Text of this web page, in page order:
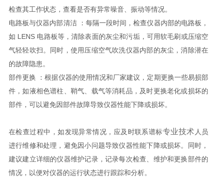
检查其工作状态，查看是否有异常噪音、振动等情况。
电路板与仪器内部清洁 ：每隔一段时间，检查仪器内部的电路板，
如 LENS 电路板等，清除表面的灰尘和污垢，可用软毛刷或压缩空
气轻轻吹扫。同时，使用压缩空气吹洗仪器内部的灰尘，消除潜在
的故障隐患。
部件更换 ：根据仪器的使用情况和厂家建议，定期更换一些易损部
件，如液相色谱柱、鞘气、载气等消耗品，及时更换老化或损坏的
部件，可以避免因部件故障导致仪器性能下降或损坏。
在检查过程中，如发现异常情况，应及时联系谱标专业技术 人员
进行维修和处理，避免因小问题导致仪器性能下降或损坏。同时，
建议建立详细的仪器维护记录，记录每次检查、维护和更换部件的
情况，以便对仪器的运行状态进行跟踪和分析。